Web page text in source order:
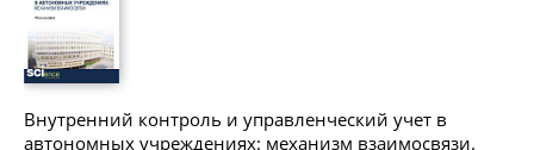
Внутренний контроль и управленческий учет в
автономных учреждениях: механизм взаимосвязи.